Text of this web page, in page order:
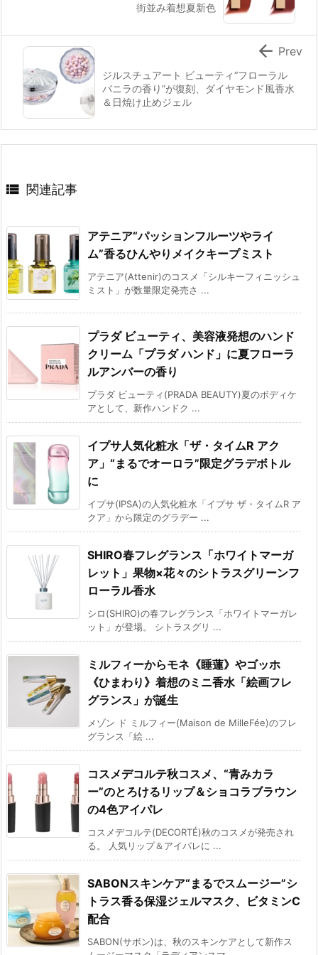
街並み着想夏新色
ジルスチュアート ビューティ“フローラル
バニラの香り”が復刻、ダイヤモンド風香水
＆日焼け止めジェル
 Prev
 関連記事
アテニア“パッションフルーツやライ
ム”香るひんやりメイクキープミスト
アテニア(Attenir)のコスメ「シルキーフィニッシュ
ミスト」が数量限定発売さ ...
プラダ ビューティ、美容液発想のハンド
クリーム「プラダ ハンド」に夏フローラ
ルアンバーの香り
プラダ ビューティ(PRADA BEAUTY)夏のボディケ
アとして、新作ハンドク ...
イプサ人気化粧水「ザ・タイムR アク
ア」“まるでオーロラ”限定グラデボトル
に
イプサ(IPSA)の人気化粧水「イプサ ザ・タイムR ア
クア」から限定のグラデー ...
SHIRO春フレグランス「ホワイトマーガ
レット」果物×花々のシトラスグリーンフ
ローラル香水
シロ(SHIRO)の春フレグランス「ホワイトマーガレ
ット」が登場。 シトラスグリ ...
ミルフィーからモネ《睡蓮》やゴッホ
《ひまわり》着想のミニ香水「絵画フレ
グランス」が誕生
メゾン ド ミルフィー(Maison de MilleFée)のフレ
グランス「絵 ...
コスメデコルテ秋コスメ、“青みカラ
ー”のとろけるリップ＆ショコラブラウン
の4色アイパレ
コスメデコルテ(DECORTÉ)秋のコスメが発売され
る。 人気リップ＆アイパレに ...
SABONスキンケア“まるでスムージー”シ
トラス香る保湿ジェルマスク、ビタミンC
配合
SABON(サボン)は、秋のスキンケアとして新作ス